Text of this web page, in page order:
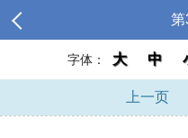
第
字体： 大 中
上一页